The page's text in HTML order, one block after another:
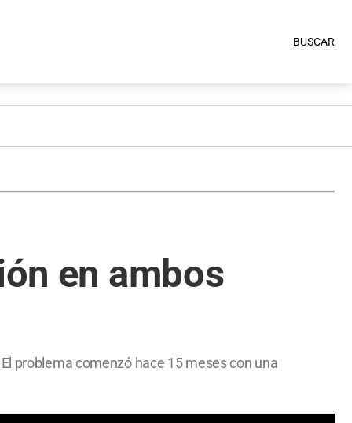
BUSCAR
en ambos
problema comenzó hace 15 meses con una